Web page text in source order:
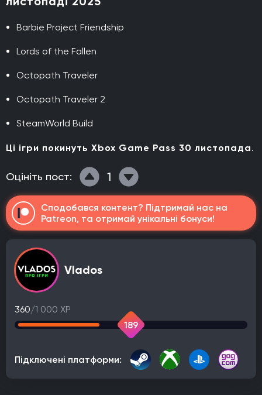
Barbie Project Friendship
Lords of the Fallen
Octopath Traveler
Octopath Traveler 2
SteamWorld Build
Ці ігри покинуть Xbox Game Pass 30 листопада.
Оцініть пост: 1
Сподобався контент? Підтримай нас на
Patreon, та отримай унікальні бонуси!
Vlados
360/1 000 XP
189
Підключені платформи: